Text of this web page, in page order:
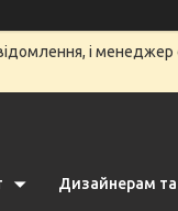
і менеджер
Дизайнерам